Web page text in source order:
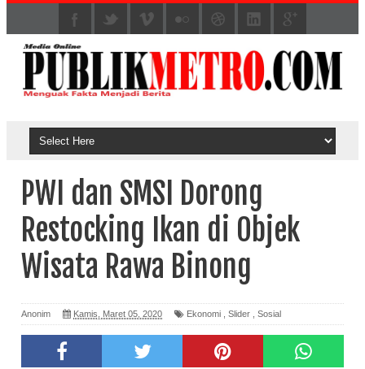
PWI dan SMSI Dorong
Restocking Ikan di Objek
Wisata Rawa Binong
Anonim Kamis, Maret 05, 2020 Ekonomi Slider Sosial